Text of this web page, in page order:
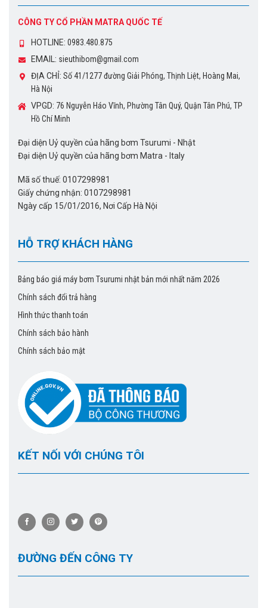
CÔNG TY CỔ PHẦN MATRA QUỐC TẾ
HOTLINE: 0983.480.875
EMAIL: sieuthibom@gmail.com
ĐỊA CHỈ: Số 41/1277 đường Giải Phóng, Thịnh Liệt, Hoàng Mai,
Hà Nội
VPGD: 76 Nguyễn Háo Vĩnh, Phường Tân Quý, Quận Tân Phú, TP
Hồ Chí Minh
Đại diện Uỷ quyền của hãng bơm Tsurumi - Nhật
Đại diện Uỷ quyền của hãng bơm Matra - Italy
Mã số thuế: 0107298981
Giấy chứng nhận: 0107298981
Ngày cấp 15/01/2016, Nơi Cấp Hà Nội
HỖ TRỢ KHÁCH HÀNG
Bảng báo giá máy bơm Tsurumi nhật bản mới nhất năm 2026
Chính sách đổi trả hàng
Hình thức thanh toán
Chính sách bảo hành
Chính sách bảo mật
KẾT NỐI VỚI CHÚNG TÔI
ĐƯỜNG ĐẾN CÔNG TY